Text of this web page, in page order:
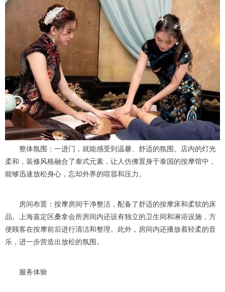
整体氛围：一进门，就能感受到温馨、舒适的氛围。店内的灯光
柔和，装修风格融合了泰式元素，让人仿佛置身于泰国的按摩馆中，
能够迅速放松身心，忘却外界的喧嚣和压力。
房间布置：按摩房间干净整洁，配备了舒适的按摩床和柔软的床
品。上海嘉定区桑拿会所房间内还设有独立的卫生间和淋浴设施，方
便顾客在按摩前后进行清洁和整理。此外，房间内还播放着轻柔的音
乐，进一步营造出放松的氛围。
服务体验